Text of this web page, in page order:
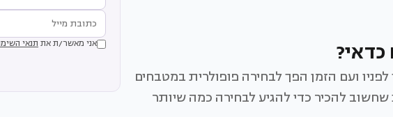
ועם הזמן הפך לבחירה פופולרית במטבחים
להכיר כדי להגיע לבחירה כמה שיותר
אני מאשר/ת את תנאי